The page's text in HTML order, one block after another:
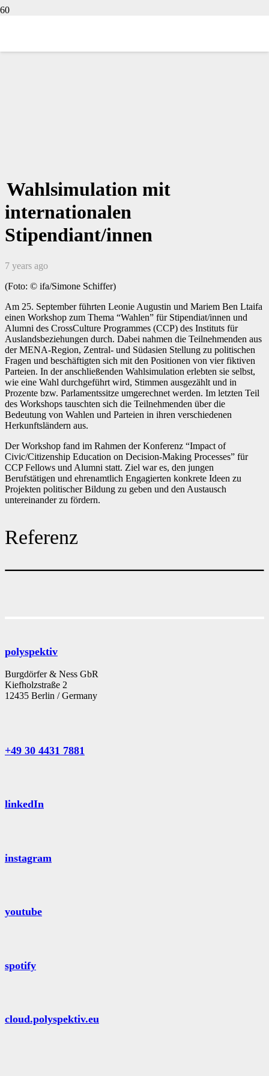
Wahlsimulation mit
internationalen
Stipendiant/innen
7 years ago
(Foto: © ifa/Simone Schiffer)
Am 25. September führten Leonie Augustin und Mariem Ben Ltaifa
einen Workshop zum Thema “Wahlen” für Stipendiat/innen und
Alumni des CrossCulture Programmes (CCP) des Instituts für
Auslandsbeziehungen durch. Dabei nahmen die Teilnehmenden aus
der MENA-Region, Zentral- und Südasien Stellung zu politischen
Fragen und beschäftigten sich mit den Positionen von vier fiktiven
Parteien. In der anschließenden Wahlsimulation erlebten sie selbst,
wie eine Wahl durchgeführt wird, Stimmen ausgezählt und in
Prozente bzw. Parlamentssitze umgerechnet werden. Im letzten Teil
des Workshops tauschten sich die Teilnehmenden über die
Bedeutung von Wahlen und Parteien in ihren verschiedenen
Herkunftsländern aus.
Der Workshop fand im Rahmen der Konferenz “Impact of
Civic/Citizenship Education on Decision-Making Processes” für
CCP Fellows und Alumni statt. Ziel war es, den jungen
Berufstätigen und ehrenamtlich Engagierten konkrete Ideen zu
Projekten politischer Bildung zu geben und den Austausch
untereinander zu fördern.
Referenz
polyspektiv
Burgdörfer & Ness GbR
Kiefholzstraße 2
12435 Berlin / Germany
+49 30 4431 7881
linkedIn
instagram
youtube
spotify
cloud.polyspektiv.eu